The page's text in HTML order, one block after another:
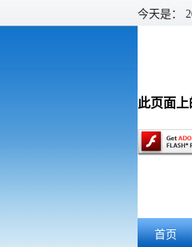
今天是：
此页面上
首页